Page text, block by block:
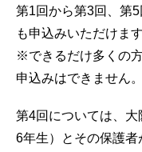
第1回から第3回、第
も申込みいただけま
※できるだけ多くの
申込みはできません。
第4回については、大
6年生）とその保護者